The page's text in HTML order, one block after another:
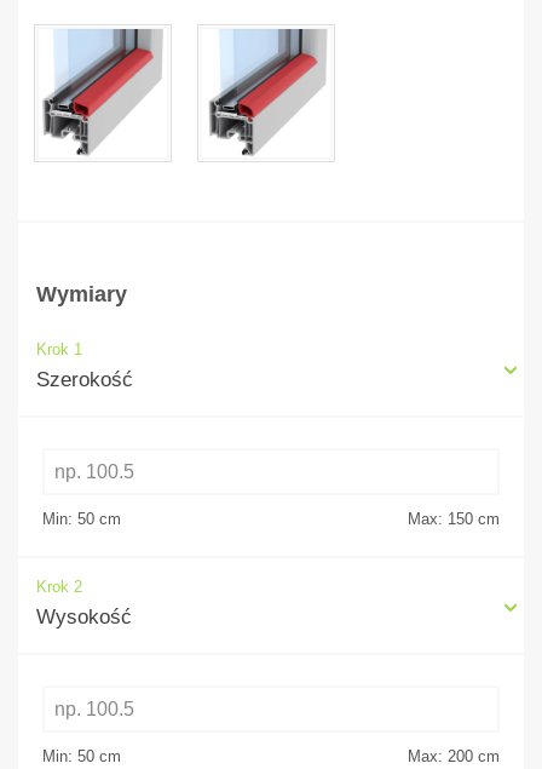
Wymiary
Krok 1
Szerokość
Min: 50 cm Max: 150 cm
Krok 2
Wysokość
Min: 50 cm Max: 200 cm